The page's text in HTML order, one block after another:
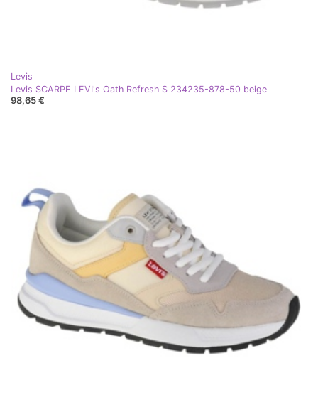
Levis
Levis SCARPE LEVI's Oath Refresh S 234235-878-50 beige
98,65 €